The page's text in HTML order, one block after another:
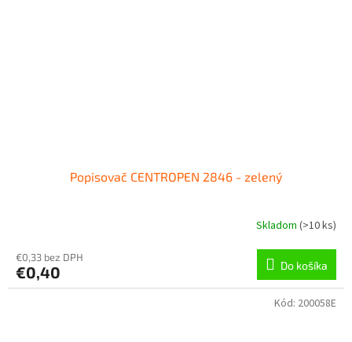
Popisovač CENTROPEN 2846 - zelený
Skladom (>10 ks)
€0,33 bez DPH
€0,40 Do košíka
Kód: 200058E